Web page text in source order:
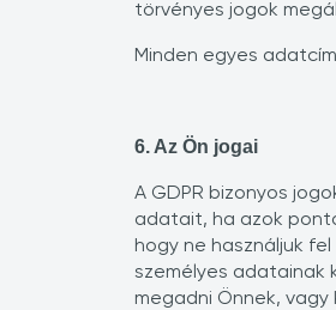
törvényes jogok
Minden egyes
6. Az Ön jogai
A GDPR bizonyos
adatait, ha azok
hogy ne használjuk
személyes adatainak
megadni Önnek,